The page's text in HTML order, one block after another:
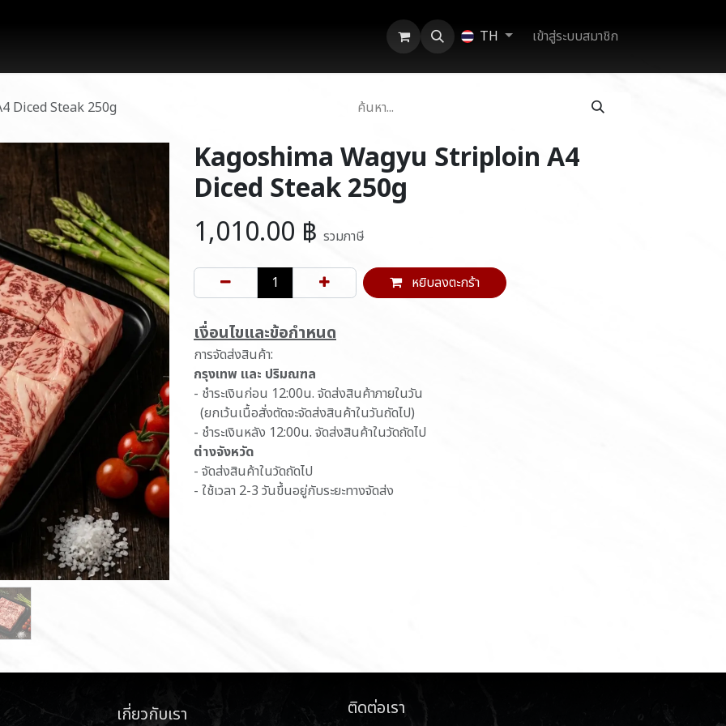
TH เข้าสู่ระบบสมาชิก
Diced Steak 250g
Kagoshima Wagyu Striploin A4
Diced Steak 250g
1,010.00 ฿ รวมภาษี
หยิบลงตะกร้า
เ​งื่อนไขและข้อกำหนด
การจัดส่งสินค้า:
กรุงเทพ และ ปริมณฑล
- ชำระเงินก่อน 12:00น. จัดส่งสินค้าภายในวัน
(ยกเว้นเนื้อสั่งตัดจะจัดส่งสินค้าในวันถัดไป)
- ชำระเงินหลัง 12:00น. จัดส่งสินค้าในวัดถัดไป
ต่างจังหวัด
- จัดส่งสินค้าในวัดถัดไป
- ใช้เวลา 2-3 วันขึ้นอยู่กับระยะทางจัดส่ง
เกี่ยวกับเรา ติดต่อเรา